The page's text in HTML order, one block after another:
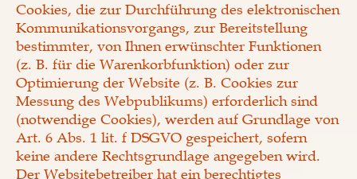
Cookies, die zur Durchführung des elektronischen
Kommunikationsvorgangs, zur Bereitstellung
bestimmter, von Ihnen erwünschter Funktionen
(z. B. für die Warenkorbfunktion) oder zur
Optimierung der Website (z. B. Cookies zur
Messung des Webpublikums) erforderlich sind
(notwendige Cookies), werden auf Grundlage von
Art. 6 Abs. 1 lit. f DSGVO gespeichert, sofern
keine andere Rechtsgrundlage angegeben wird.
Der Websitebetreiber hat ein berechtigtes